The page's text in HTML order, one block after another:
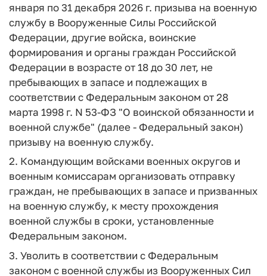
января по 31 декабря 2026 г. призыва на военную
службу в Вооруженные Силы Российской
Федерации, другие войска, воинские
формирования и органы граждан Российской
Федерации в возрасте от 18 до 30 лет, не
пребывающих в запасе и подлежащих в
соответствии с Федеральным законом от 28
марта 1998 г. N 53-ФЗ "О воинской обязанности и
военной службе" (далее - Федеральный закон)
призыву на военную службу.
2. Командующим войсками военных округов и
военным комиссарам организовать отправку
граждан, не пребывающих в запасе и призванных
на военную службу, к месту прохождения
военной службы в сроки, установленные
Федеральным законом.
3. Уволить в соответствии с Федеральным
законом с военной службы из Вооруженных Сил